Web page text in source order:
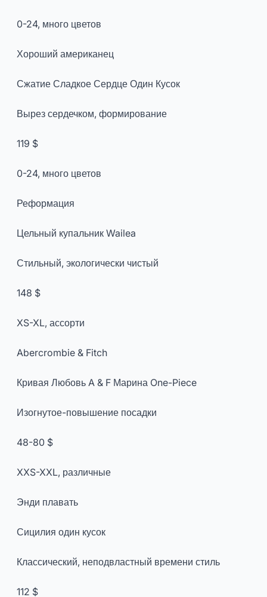
0-24, много цветов
Хороший американец
Сжатие Сладкое Сердце Один Кусок
Вырез сердечком, формирование
119 $
0-24, много цветов
Реформация
Цельный купальник Wailea
Стильный, экологически чистый
148 $
XS-XL, ассорти
Abercrombie & Fitch
Кривая Любовь A & F Марина One-Piece
Изогнутое-повышение посадки
48-80 $
XXS-XXL, различные
Энди плавать
Сицилия один кусок
Классический, неподвластный времени стиль
112 $